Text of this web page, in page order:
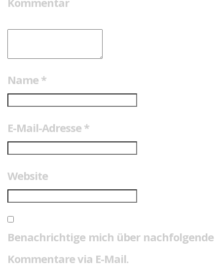
Name *
E-Mail-Adresse *
Website
Benachrichtige mich über nachfolgende
Kommentare via E-Mail.